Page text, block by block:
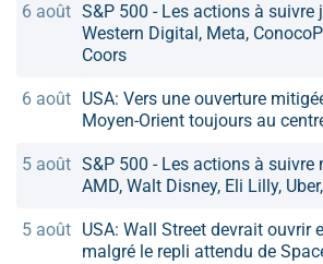
6 août S&P 500 - Les actions à suivre
Western Digital, Meta,
Coors
6 août USA: Vers une ouverture
Moyen-Orient toujours au
5 août S&P 500 - Les actions à suivre
AMD, Walt Disney, Eli Lilly,
5 août USA: Wall Street devrait ouvrir
malgré le repli attendu de